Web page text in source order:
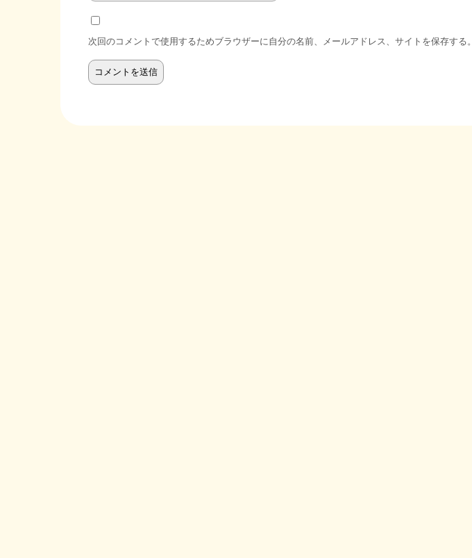
次回のコメントで使用するためブラウザーに自分の名前、メールアドレス、サイトを保存する。